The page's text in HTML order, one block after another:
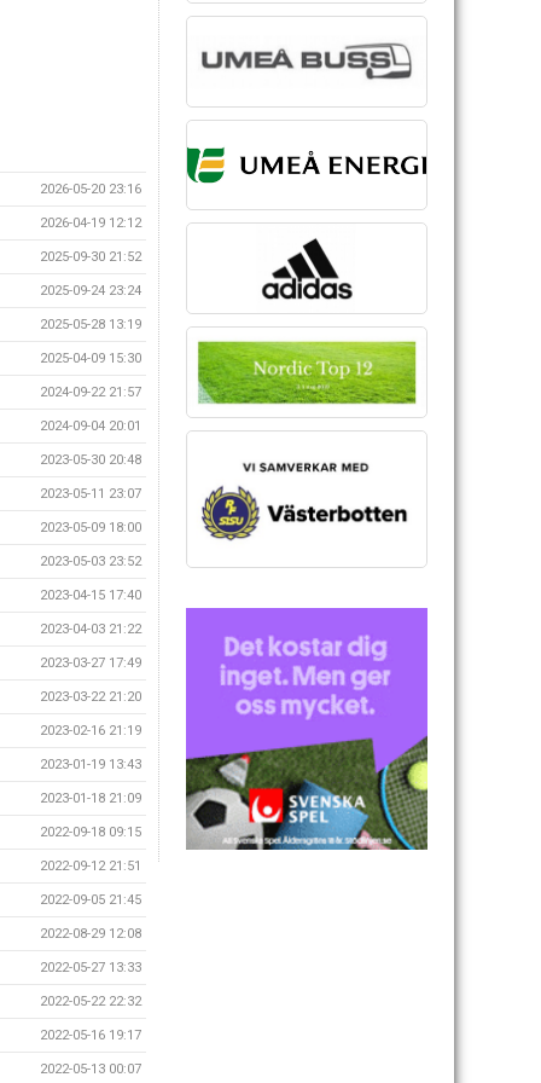
2026-05-20 23:16
2026-04-19 12:12
2025-09-30 21:52
2025-09-24 23:24
2025-05-28 13:19
2025-04-09 15:30
2024-09-22 21:57
2024-09-04 20:01
2023-05-30 20:48
2023-05-11 23:07
2023-05-09 18:00
2023-05-03 23:52
2023-04-15 17:40
2023-04-03 21:22
2023-03-27 17:49
2023-03-22 21:20
2023-02-16 21:19
2023-01-19 13:43
2023-01-18 21:09
2022-09-18 09:15
2022-09-12 21:51
2022-09-05 21:45
2022-08-29 12:08
2022-05-27 13:33
2022-05-22 22:32
2022-05-16 19:17
2022-05-13 00:07